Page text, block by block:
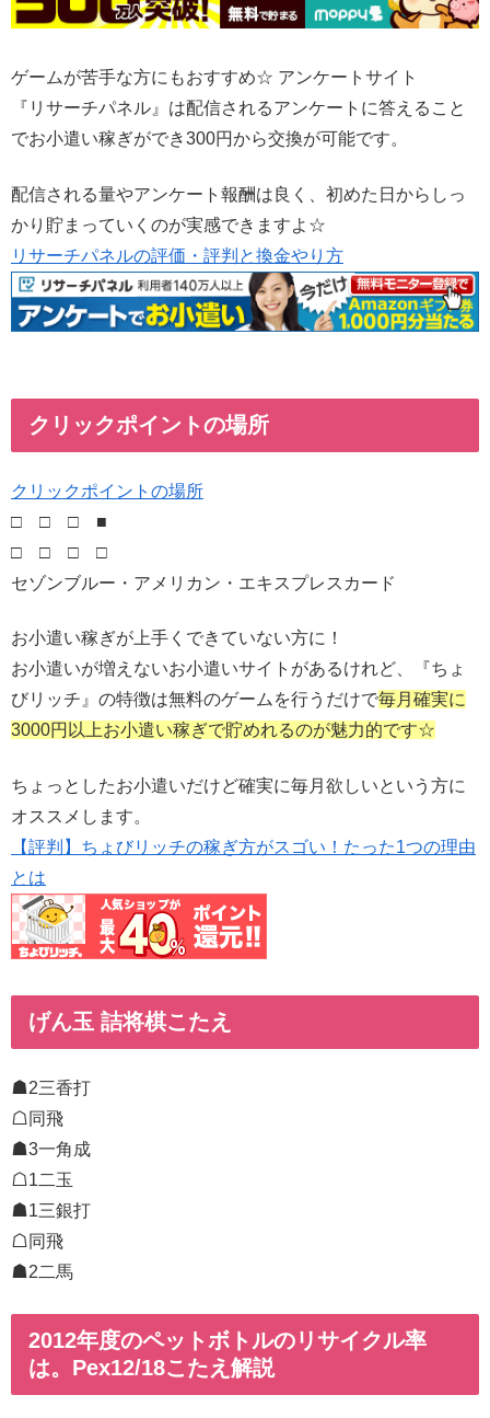
ゲームが苦手な方にもおすすめ☆ アンケートサイト
『リサーチパネル』は配信されるアンケートに答えること
でお小遣い稼ぎができ300円から交換が可能です。
配信される量やアンケート報酬は良く、初めた日からしっ
かり貯まっていくのが実感できますよ☆
リサーチパネルの評価・評判と換金やり方
クリックポイントの場所
クリックポイントの場所
□ □ □ ■
□ □ □ □
セゾンブルー・アメリカン・エキスプレスカード
お小遣い稼ぎが上手くできていない方に！
お小遣いが増えないお小遣いサイトがあるけれど、『ちょ
びリッチ』の特徴は無料のゲームを行うだけで毎月確実に
3000円以上お小遣い稼ぎで貯めれるのが魅力的です☆
ちょっとしたお小遣いだけど確実に毎月欲しいという方に
オススメします。
【評判】ちょびリッチの稼ぎ方がスゴい！たった1つの理由
とは
げん玉 詰将棋こたえ
☗2三香打
☖同飛
☗3一角成
☖1二玉
☗1三銀打
☖同飛
☗2二馬
2012年度のペットボトルのリサイクル率
は。Pex12/18こたえ解説